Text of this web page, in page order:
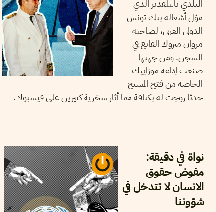
البلدي بالبلفدير الذي
موّل أشغاله بنك تونس
الدولي العربي، لصاحبه
مروان مبروك القابع في
السجن. ومن جهتها
صنعت إذاعة موزاييك
الخاصة من فتح المسبح
حدثا روجت له بكثافة مما أثار سخرية كثيرين على فيسبوك.
نواة في دقيقة:
مفوض حقوق
الانسان لا تتدخل في
شؤوننا